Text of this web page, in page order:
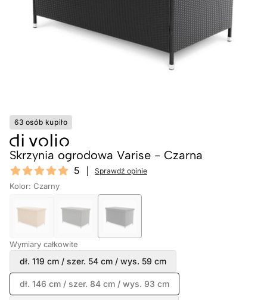
63 osób kupiło
Skrzynia ogrodowa Varise - Czarna
Reviews
5 out of 5 stars 5 Sprawdź opinie
Kolor: Czarny
Wymiary całkowite
dł. 119 cm / szer. 54 cm / wys. 59 cm
dł. 146 cm / szer. 84 cm / wys. 93 cm